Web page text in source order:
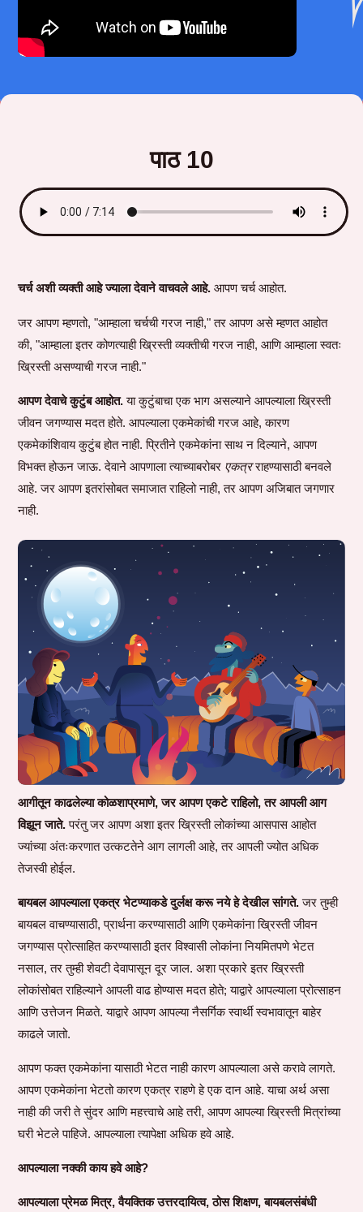
पाठ 10
चर्च अशी व्यक्ती आहे ज्याला देवाने वाचवले आहे. आपण चर्च आहोत.
जर आपण म्हणतो, "आम्हाला चर्चची गरज नाही," तर आपण असे म्हणत आहोत
की, "आम्हाला इतर कोणत्याही ख्रिस्ती व्यक्तीची गरज नाही, आणि आम्हाला स्वतः
ख्रिस्ती असण्याची गरज नाही."
आपण देवाचे कुटुंब आहोत.या कुटुंबाचा एक भाग असल्याने आपल्याला ख्रिस्ती
जीवन जगण्यास मदत होते. आपल्याला एकमेकांची गरज आहे, कारण
एकमेकांशिवाय कुटुंब होत नाही. प्रितीने एकमेकांना साथ न दिल्याने, आपण
विभक्त होऊन जाऊ. देवाने आपणाला त्याच्याबरोबर एकत्रराहण्यासाठी बनवले
आहे. जर आपण इतरांसोबत समाजात राहिलो नाही, तर आपण अजिबात जगणार
नाही.
आगीतून काढलेल्या कोळशाप्रमाणे, जर आपण एकटे राहिलो, तर आपली आग
विझून जाते.परंतु जर आपण अशा इतर ख्रिस्ती लोकांच्या आसपास आहोत
ज्यांच्या अंतःकरणात उत्कटतेने आग लागली आहे, तर आपली ज्योत अधिक
तेजस्वी होईल.
बायबल आपल्याला एकत्र भेटण्याकडे दुर्लक्ष करू नये हे देखील सांगते.जर तुम्ही
बायबल वाचण्यासाठी, प्रार्थना करण्यासाठी आणि एकमेकांना ख्रिस्ती जीवन
जगण्यास प्रोत्साहित करण्यासाठी इतर विश्वासी लोकांना नियमितपणे भेटत
नसाल, तर तुम्ही शेवटी देवापासून दूर जाल. अशा प्रकारे इतर ख्रिस्ती
लोकांसोबत राहिल्याने आपली वाढ होण्यास मदत होते; याद्वारे आपल्याला प्रोत्साहन
आणि उत्तेजन मिळते. याद्वारे आपण आपल्या नैसर्गिक स्वार्थी स्वभावातून बाहेर
काढले जातो.
आपण फक्त एकमेकांना यासाठी भेटत नाही कारण आपल्याला असे करावे लागते.
आपण एकमेकांना भेटतो कारण एकत्र राहणे हे एक दान आहे. याचा अर्थ असा
नाही की जरी ते सुंदर आणि महत्त्वाचे आहे तरी, आपण आपल्या ख्रिस्ती मित्रांच्या
घरी भेटले पाहिजे. आपल्याला त्यापेक्षा अधिक हवे आहे.
आपल्याला नक्की काय हवे आहे?
आपल्याला प्रेमळ मित्र, वैयक्तिक उत्तरदायित्व, ठोस शिक्षण, बायबलसंबंधी